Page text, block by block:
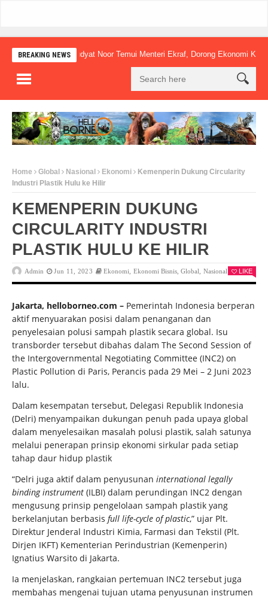
BREAKING NEWS
Mudyat Noor Temui Menteri Ekraf, Dorong Ekonomi Kreatif
Home Global Nasional Ekonomi
Kemenperin Dukung Circularity
Industri Plastik Hulu ke Hilir
KEMENPERIN DUKUNG
CIRCULARITY INDUSTRI
PLASTIK HULU KE HILIR
Admin Jun 11, 2023 Ekonomi, Ekonomi Bisnis,Global,Nasional 0LIKE
Jakarta, helloborneo.com – Pemerintah Indonesia berperan
aktif menyuarakan posisi dalam penanganan dan
penyelesaian polusi sampah plastik secara global. Isu
transborder tersebut dibahas dalam The Second Session of
the Intergovernmental Negotiating Committee (INC2) on
Plastic Pollution di Paris, Perancis pada 29 Mei – 2 Juni 2023
lalu.
Dalam kesempatan tersebut, Delegasi Republik Indonesia
(Delri) menyampaikan dukungan penuh pada upaya global
dalam menyelesaikan masalah polusi plastik, salah satunya
melalui penerapan prinsip ekonomi sirkular pada setiap
tahap daur hidup plastik
“Delri juga aktif dalam penyusunan international legally
binding instrument (ILBI) dalam perundingan INC2 dengan
mengusung prinsip pengelolaan sampah plastik yang
berkelanjutan berbasis full life-cycle of plastic,” ujar Plt.
Direktur Jenderal Industri Kimia, Farmasi dan Tekstil (Plt.
Dirjen IKFT) Kementerian Perindustrian (Kemenperin)
Ignatius Warsito di Jakarta.
Ia menjelaskan, rangkaian pertemuan INC2 tersebut juga
membahas mengenai tujuan utama penyusunan instrumen